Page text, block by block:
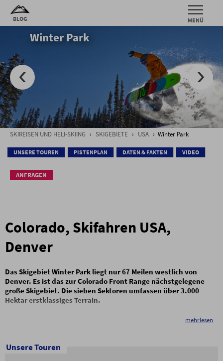
SKIREISEN UND HELI-SKIING › SKIGEBIETE › USA › Winter Park
UNSERE TOUREN PISTENPLAN DATEN & FAKTEN VIDEO
ANFRAGEN
Winter Park
Colorado, Skifahren USA,
Denver
Das Skigebiet Winter Park liegt nur 67 Meilen westlich von
Denver. Es ist das zur Colorado Front Range nächstgelegene
große Skigebiet. Die sieben Sektoren umfassen über 3.000
Hektar erstklassiges Terrain.
Winter Park war das erste Wintersportgebiet in Colorado und lockt
Genüge, insgesamt ist über 50% des Terrains für Könner geeignet. Die
mehrlesen
Unsere Touren